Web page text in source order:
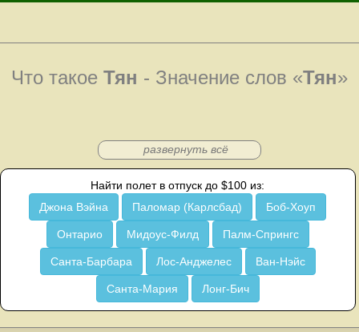
Что такое Тян - Значение слов «Тян»
развернуть всё
Найти полет в отпуск до $100 из:
Джона Вэйна
Паломар (Карлсбад) Боб-Хоуп
Онтарио Мидоус-Филд Палм-Спрингс
Санта-Барбара Лос-Анджелес Ван-Нэйс
Санта-Мария Лонг-Бич